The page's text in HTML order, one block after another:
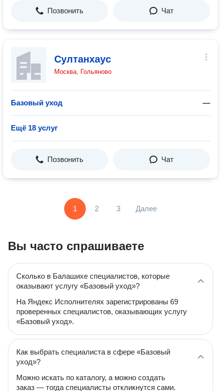
Позвонить Чат
Султанхаус
Москва, Гольяново
Базовый уход —
Ещё 18 услуг
Позвонить Чат
1 2 3 Далее
Вы часто спрашиваете
Сколько в Балашихе специалистов, которые
оказывают услугу «Базовый уход»?
На Яндекс Исполнителях зарегистрированы 69
проверенных специалистов, оказывающих услугу
«Базовый уход».
Как выбрать специалиста в сфере «Базовый
уход»?
Можно искать по каталогу, а можно создать
заказ — тогда специалисты откликнутся сами.